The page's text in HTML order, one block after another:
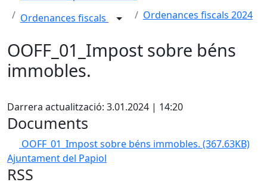
Ordenances fiscals
Ordenances fiscals 2024
OOFF_01_Impost sobre béns
immobles.
Darrera actualització: 3.01.2024 | 14:20
Documents
OOFF_01_Impost sobre béns immobles. (367.63KB)
Ajuntament del Papiol
RSS